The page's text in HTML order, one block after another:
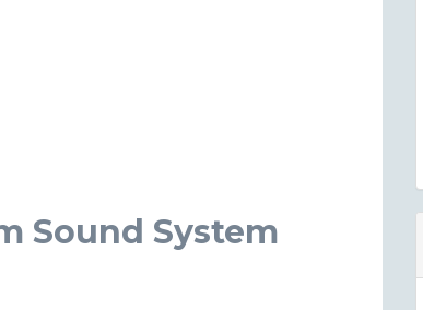
Sound System